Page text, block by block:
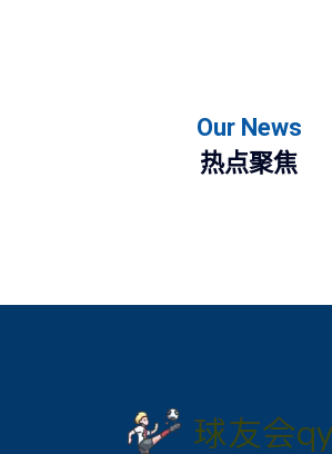
Our News
热点聚焦